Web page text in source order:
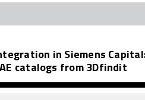
in Siemens
catalogs from 3Dfindit